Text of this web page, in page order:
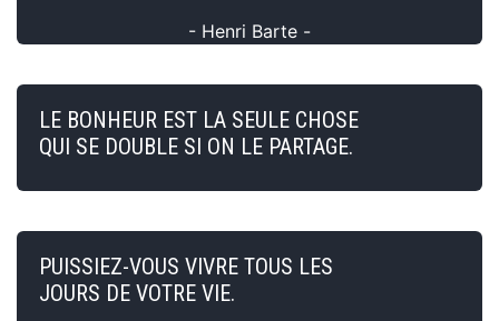
- Henri Barte -
LE BONHEUR EST LA SEULE CHOSE
QUI SE DOUBLE SI ON LE PARTAGE.
PUISSIEZ-VOUS VIVRE TOUS LES
JOURS DE VOTRE VIE.